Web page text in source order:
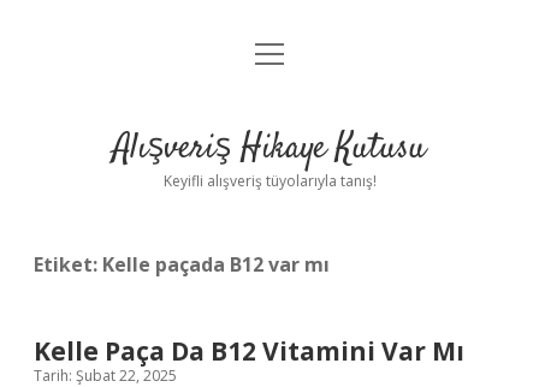
Anasayfa
Yasal Uyarı
menüyü
Alışveriş Hikaye Kutusu
Keyifli alışveriş tüyolarıyla tanış!
Etiket: Kelle paçada B12 var mı
Kelle Paça Da B12 Vitamini Var Mı
Tarih: Şubat 22, 2025